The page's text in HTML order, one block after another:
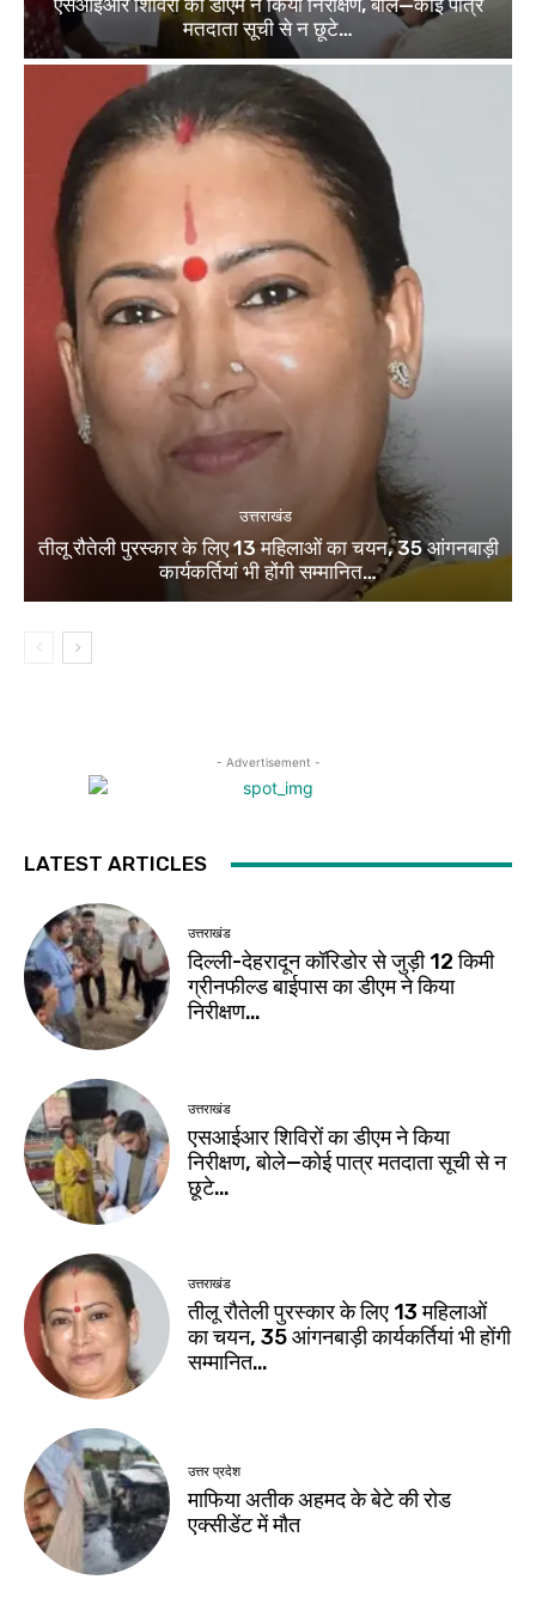
एसआईआर शिविरों का डीएम ने किया निरीक्षण, बोले—कोई पात्र
मतदाता सूची से न छूटे…
उत्तराखंड
तीलू रौतेली पुरस्कार के लिए 13 महिलाओं का चयन, 35 आंगनबाड़ी
कार्यकर्तियां भी होंगी सम्मानित…
- Advertisement -
LATEST ARTICLES
उत्तराखंड
दिल्ली-देहरादून कॉरिडोर से जुड़ी 12 किमी
ग्रीनफील्ड बाईपास का डीएम ने किया
निरीक्षण…
उत्तराखंड
एसआईआर शिविरों का डीएम ने किया
निरीक्षण, बोले—कोई पात्र मतदाता सूची से न
छूटे…
उत्तराखंड
तीलू रौतेली पुरस्कार के लिए 13 महिलाओं
का चयन, 35 आंगनबाड़ी कार्यकर्तियां भी होंगी
सम्मानित…
उत्तर प्रदेश
माफिया अतीक अहमद के बेटे की रोड
एक्सीडेंट में मौत